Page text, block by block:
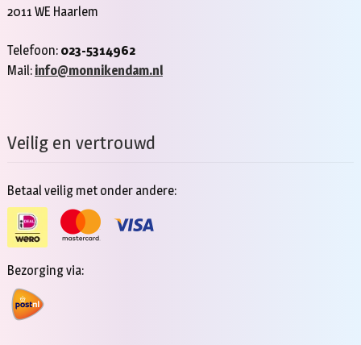
2011 WE Haarlem
Telefoon: 023-5314962
Mail: info@monnikendam.nl
Veilig en vertrouwd
Betaal veilig met onder andere:
Bezorging via: